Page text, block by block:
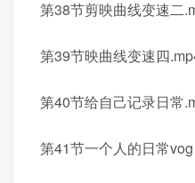
第38节剪映曲线变速二
第39节映曲线变速四
第40节给自己记录日常
第41节一个人的日常